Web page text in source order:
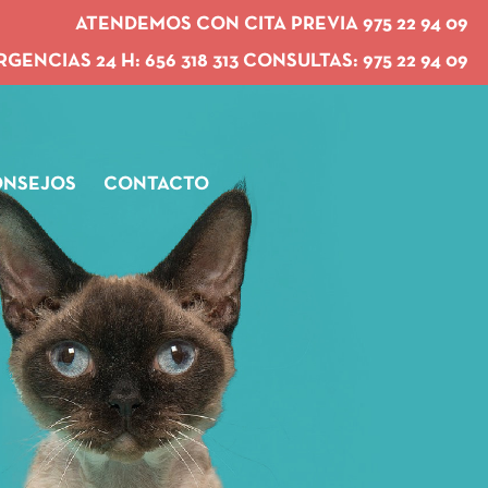
ATENDEMOS CON CITA PREVIA 975 22 94 09
24 H: 656 318 313 CONSULTAS: 975 22 94 09
CONTACTO